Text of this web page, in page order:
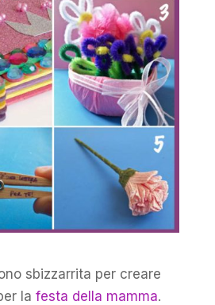
sbizzarrita per creare
la festa della mamma.